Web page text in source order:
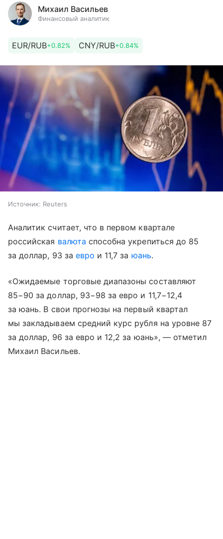
Михаил Васильев
Финансовый аналитик
EUR/RUB+0.82% CNY/RUB+0.84%
Источник: Reuters
Аналитик считает, что в первом квартале
российская валюта способна укрепиться до 85
за доллар, 93 за евро и 11,7 за юань.
«Ожидаемые торговые диапазоны составляют
85−90 за доллар, 93−98 за евро и 11,7−12,4
за юань. В свои прогнозы на первый квартал
мы закладываем средний курс рубля на уровне 87
за доллар, 96 за евро и 12,2 за юань», — отметил
Михаил Васильев.